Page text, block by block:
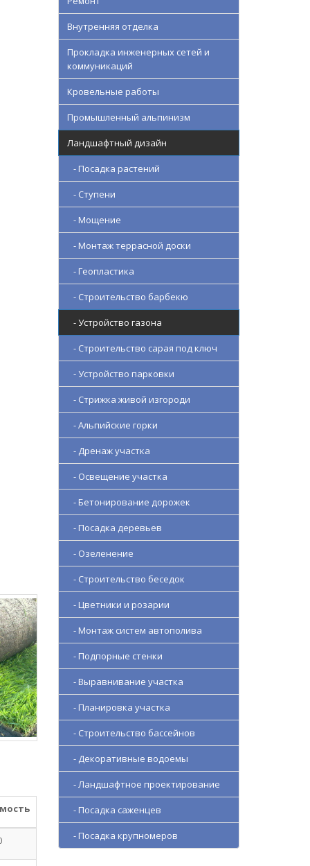
Внутренняя отделка
Прокладка инженерных сетей и
коммуникаций
Кровельные работы
Промышленный альпинизм
Ландшафтный дизайн
- Посадка растений
- Ступени
- Мощение
- Монтаж террасной доски
- Геопластика
- Строительство барбекю
- Устройство газона
- Строительство сарая под ключ
- Устройство парковки
- Стрижка живой изгороди
- Альпийские горки
- Дренаж участка
- Освещение участка
- Бетонирование дорожек
- Посадка деревьев
- Озеленение
- Строительство беседок
- Цветники и розарии
- Монтаж систем автополива
- Подпорные стенки
- Выравнивание участка
- Планировка участка
- Строительство бассейнов
- Декоративные водоемы
- Ландшафтное проектирование
- Посадка саженцев
- Посадка крупномеров